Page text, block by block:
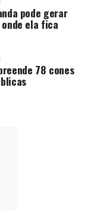
pode gerar
ela fica
78 cones